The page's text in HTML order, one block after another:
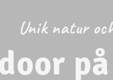
Unik natur